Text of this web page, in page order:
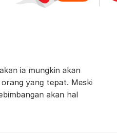
ia mungkin akan
yang tepat. Meski
akan hal